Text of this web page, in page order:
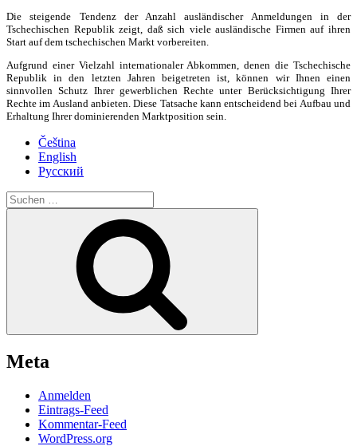
Die steigende Tendenz der Anzahl ausländischer Anmeldungen in der
Tschechischen Republik zeigt, daß sich viele ausländische Firmen auf ihren
Start auf dem tschechischen Markt vorbereiten.
Aufgrund einer Vielzahl internationaler Abkommen, denen die Tschechische
Republik in den letzten Jahren beigetreten ist, können wir Ihnen einen
sinnvollen Schutz Ihrer gewerblichen Rechte unter Berücksichtigung Ihrer
Rechte im Ausland anbieten. Diese Tatsache kann entscheidend bei Aufbau und
Erhaltung Ihrer dominierenden Marktposition sein.
Čeština
English
Русский
Suche
nach:
Meta
Anmelden
Eintrags-Feed
Kommentar-Feed
WordPress.org